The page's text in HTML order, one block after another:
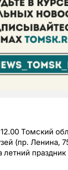
Томский
(пр. Ленина,
праздник